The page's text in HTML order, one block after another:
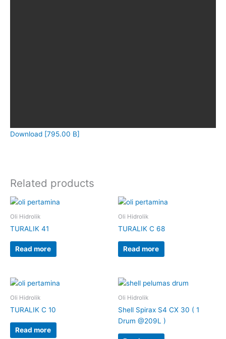
Download [795.00 B]
Related products
Oli Hidrolik
TURALIK 41
Read more
Oli Hidrolik
TURALIK C 68
Read more
Oli Hidrolik
TURALIK C 10
Read more
Oli Hidrolik
Shell Spirax S4 CX 30 ( 1
Drum @209L )